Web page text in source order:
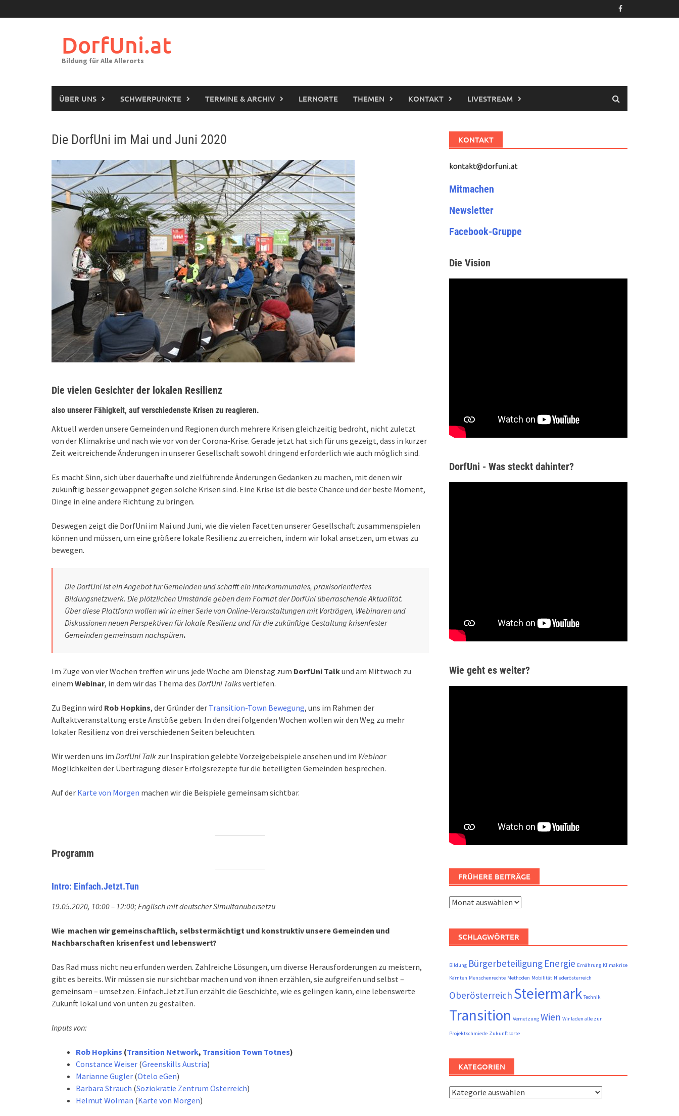
to
DorfUni.at
Bildung für Alle Allerorts
ÜBER UNS SCHWERPUNKTE TERMINE & ARCHIV LERNORTE THEMEN KONTAKT LIVESTREAM
Die DorfUni im Mai und Juni 2020
Die vielen Gesichter der lokalen Resilienz
also unserer Fähigkeit, auf verschiedenste Krisen zu reagieren.
Aktuell werden unsere Gemeinden und Regionen durch mehrere Krisen gleichzeitig bedroht, nicht zuletzt
von der Klimakrise und nach wie vor von der Corona-Krise. Gerade jetzt hat sich für uns gezeigt, dass in kurzer
Zeit weitreichende Änderungen in unserer Gesellschaft sowohl dringend erforderlich wie auch möglich sind.
Es macht Sinn, sich über dauerhafte und zielführende Änderungen Gedanken zu machen, mit denen wir
zukünftig besser gewappnet gegen solche Krisen sind. Eine Krise ist die beste Chance und der beste Moment,
Dinge in eine andere Richtung zu bringen.
Deswegen zeigt die DorfUni im Mai und Juni, wie die vielen Facetten unserer Gesellschaft zusammenspielen
können und müssen, um eine größere lokale Resilienz zu erreichen, indem wir lokal ansetzen, um etwas zu
bewegen.
Die DorfUni ist ein Angebot für Gemeinden und schafft ein interkommunales, praxisorientiertes
Bildungsnetzwerk. Die plötzlichen Umstände geben dem Format der DorfUni überraschende Aktualität.
Über diese Plattform wollen wir in einer Serie von Online-Veranstaltungen mit Vorträgen, Webinaren und
Diskussionen neuen Perspektiven für lokale Resilienz und für die zukünftige Gestaltung krisenfester
Gemeinden gemeinsam nachspüren.
Im Zuge von vier Wochen treffen wir uns jede Woche am Dienstag zum DorfUni Talkund am Mittwoch zu
einem Webinar, in dem wir das Thema des DorfUni Talksvertiefen.
Zu Beginn wird Rob Hopkins, der Gründer der Transition-Town Bewegung, uns im Rahmen der
Auftaktveranstaltung erste Anstöße geben. In den drei folgenden Wochen wollen wir den Weg zu mehr
lokaler Resilienz von drei verschiedenen Seiten beleuchten.
Wir werden uns im DorfUni Talk zur Inspiration gelebte Vorzeigebeispiele ansehen und im Webinar
Möglichkeiten der Übertragung dieser Erfolgsrezepte für die beteiligten Gemeinden besprechen.
Auf der Karte von Morgen machen wir die Beispiele gemeinsam sichtbar.
Programm
Intro: Einfach.Jetzt.Tun
19.05.2020, 10:00 – 12:00; Englisch mit deutscher Simultanübersetzu
Wie machen wir gemeinschaftlich, selbstermächtigt und konstruktiv unsere Gemeinden und
Nachbarschaften krisenfest und lebenswert?
Das Rad muss nicht neu erfunden werden. Zahlreiche Lösungen, um diverse Herausforderungen zu meistern,
gibt es bereits. Wir müssen sie nur sichtbar machen und von ihnen erzählen, sie aufgreifen und selbst –
gemeinsam – umsetzen. Einfach.Jetzt.Tun erzählt die Geschichte, wie es gelingen kann, eine lebenswerte
Zukunft lokal und von unten zu gestalten.
Inputs von:
Rob Hopkins (Transition Network, Transition Town Totnes)
Constance Weiser (Greenskills Austria)
Marianne Gugler (Otelo eGen)
Barbara Strauch (Soziokratie Zentrum Österreich)
Helmut Wolman (Karte von Morgen)
KONTAKT
Mitmachen
Newsletter
Facebook-Gruppe
Die Vision
DorfUni - Was steckt dahinter?
Wie geht es weiter?
FRÜHERE BEITRÄGE
Frühere
SCHLAGWÖRTER
Bildung Bürgerbeteiligung Energie Ernährung Klimakrise
Kärnten Menschenrechte Methoden Mobilität Niederösterreich
Oberösterreich Steiermark Technik
Transition Vernetzung Wien Wir laden alle zur
Projektschmiede Zukunftsorte
KATEGORIEN
Kategorien